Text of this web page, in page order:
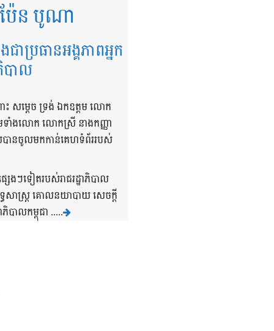
ែន បូណា
ជាប្រធានអង្គភាពអ្នក
បាល
សម្តេច ទ្រង់ ឯកឧត្តម លោក
ទាំងលោក លោកស្រី នាងកញ្ញា
បានចូលមកកាន់គេហទំព័ររបស់
ងៗទៀតរបស់រាជរដ្ឋាភិបាល
ាស្រ្ត គោលនយាបាយ សេចក្តី
បាលកម្ពុជា .....